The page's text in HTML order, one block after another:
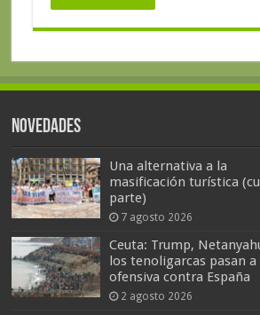
Novedades
Una alternativa a la
masificación turística
parte)
7 agosto 2026
Ceuta: Trump,
los tenoligarcas pasan a
ofensiva contra España
2 agosto 2026